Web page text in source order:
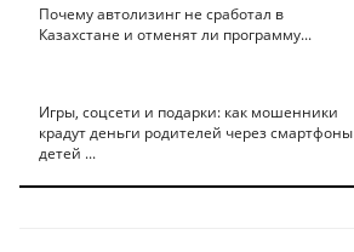
Почему автолизинг не сработал в
Казахстане и отменят ли программу...
Игры, соцсети и подарки: как мошенники
крадут деньги родителей через смартфоны
детей ...